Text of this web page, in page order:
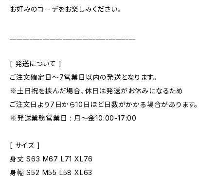
お好みのコーデをお楽しみください。
[ 発送について ]
ご注文確定日〜7営業日以内の発送となります。
※土日祝を挟んだ場合、休日は発送がお休みになるため
ご注文日より7日から10日ほど日数がかかる場合があります。
※発送業務営業日 : 月～金10:00-17:00
[ サイズ ]
身丈 S63 M67 L71 XL76
身幅 S52 M55 L58 XL63